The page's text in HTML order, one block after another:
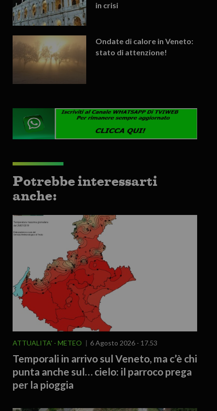
in crisi
Ondate di calore in Veneto:
stato di attenzione!
Potrebbe interessarti
anche:
ATTUALITA' METEO 6 Agosto 2026 - 17.53
Temporali in arrivo sul Veneto, ma c’è chi
punta anche sul… cielo: il parroco prega
per la pioggia